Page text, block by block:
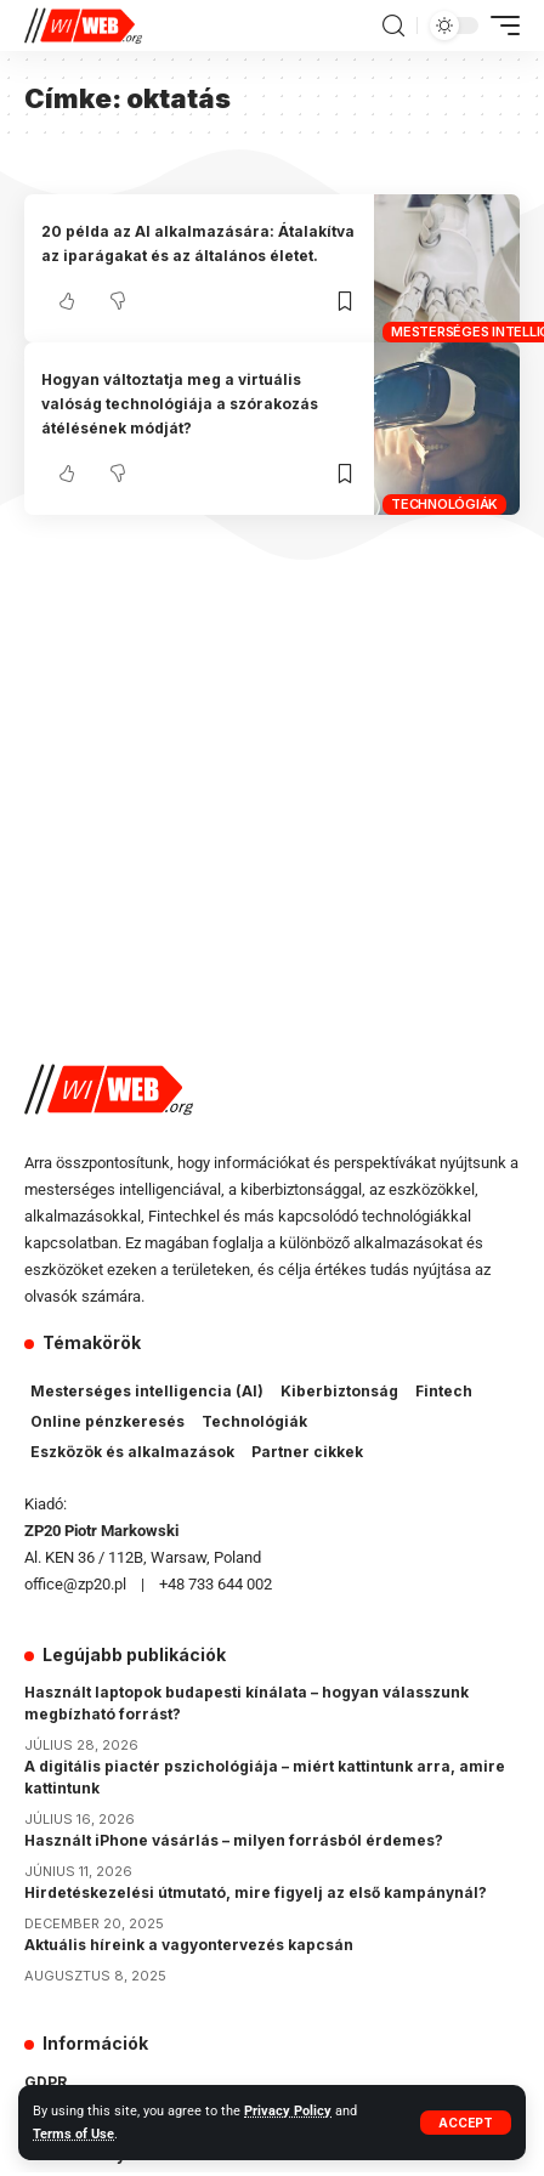
By using this site, you agree to the Privacy Policy and
Terms of Use.
ACCEPT
Címke: oktatás
MESTERSÉGES
20 példa az AI alkalmazására: Átalakítva
az iparágakat és az általános életet.
TECHNOLÓGIÁK
Hogyan változtatja meg a virtuális
valóság technológiája a szórakozás
átélésének módját?
Arra összpontosítunk, hogy információkat és perspektívákat nyújtsunk a
mesterséges intelligenciával, a kiberbiztonsággal, az eszközökkel,
alkalmazásokkal, Fintechkel és más kapcsolódó technológiákkal
kapcsolatban. Ez magában foglalja a különböző alkalmazásokat és
eszközöket ezeken a területeken, és célja értékes tudás nyújtása az
olvasók számára.
Témakörök
Mesterséges intelligencia (AI) Kiberbiztonság
Fintech
Online pénzkeresés
Technológiák
Eszközök és alkalmazások
Partner cikkek
Kiadó:
ZP20 Piotr Markowski
Al. KEN 36 / 112B, Warsaw, Poland
office@zp20.pl | +48 733 644 002
Legújabb publikációk
Használt laptopok budapesti kínálata – hogyan válasszunk
megbízható forrást?
JÚLIUS 28, 2026
A digitális piactér pszichológiája – miért kattintunk arra, amire
kattintunk
JÚLIUS 16, 2026
Használt iPhone vásárlás – milyen forrásból érdemes?
JÚNIUS 11, 2026
Hirdetéskezelési útmutató, mire figyelj az első kampánynál?
DECEMBER 20, 2025
Aktuális híreink a vagyontervezés kapcsán
AUGUSZTUS 8, 2025
Információk
GDPR
Adatvédelmi irányelvek
Oldalszabályzat